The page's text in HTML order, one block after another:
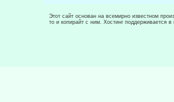
Этот сайт основан на всемирно известном
то и копирайт с ним. Хостинг поддерживается